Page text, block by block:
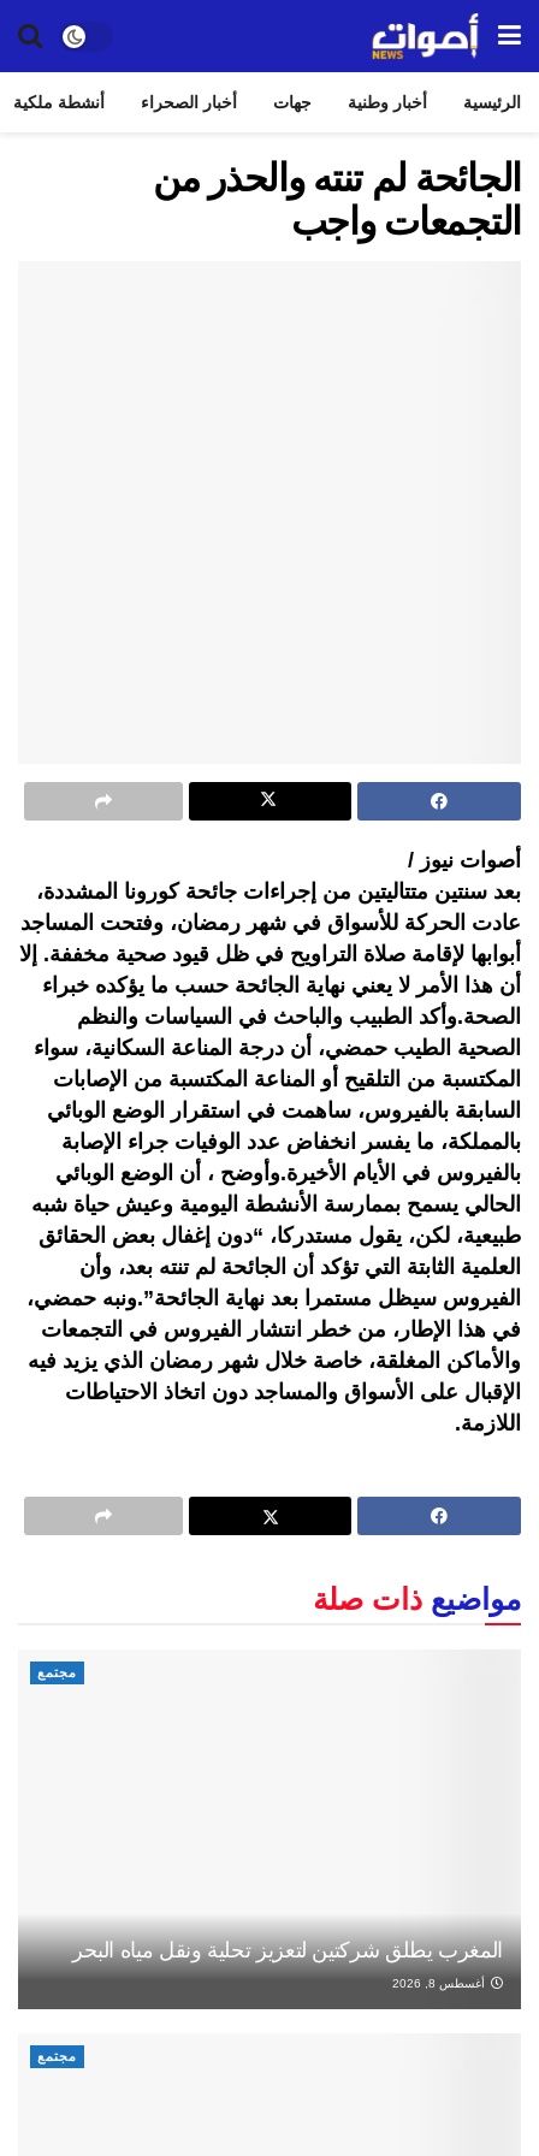
الرئيسية أخبار وطنية جهات أخبار الصحراء أنشطة ملكية
الجائحة لم تنته والحذر من
التجمعات واجب
أصوات نيوز /
بعد سنتين متتاليتين من إجراءات جائحة كورونا المشددة،
عادت الحركة للأسواق في شهر رمضان، وفتحت المساجد
أبوابها لإقامة صلاة التراويح في ظل قيود صحية مخففة. إلا
أن هذا الأمر لا يعني نهاية الجائحة حسب ما يؤكده خبراء
الصحة.وأكد الطبيب والباحث في السياسات والنظم
الصحية الطيب حمضي، أن درجة المناعة السكانية، سواء
المكتسبة من التلقيح أو المناعة المكتسبة من الإصابات
السابقة بالفيروس، ساهمت في استقرار الوضع الوبائي
بالمملكة، ما يفسر انخفاض عدد الوفيات جراء الإصابة
بالفيروس في الأيام الأخيرة.وأوضح ، أن الوضع الوبائي
الحالي يسمح بممارسة الأنشطة اليومية وعيش حياة شبه
طبيعية، لكن، يقول مستدركا، “دون إغفال بعض الحقائق
العلمية الثابتة التي تؤكد أن الجائحة لم تنته بعد، وأن
الفيروس سيظل مستمرا بعد نهاية الجائحة”.ونبه حمضي،
في هذا الإطار، من خطر انتشار الفيروس في التجمعات
والأماكن المغلقة، خاصة خلال شهر رمضان الذي يزيد فيه
الإقبال على الأسواق والمساجد دون اتخاذ الاحتياطات
اللازمة.
مواضيع ذات صلة
مجتمع
المغرب يطلق شركتين لتعزيز تحلية ونقل مياه البحر
أغسطس 8, 2026
مجتمع